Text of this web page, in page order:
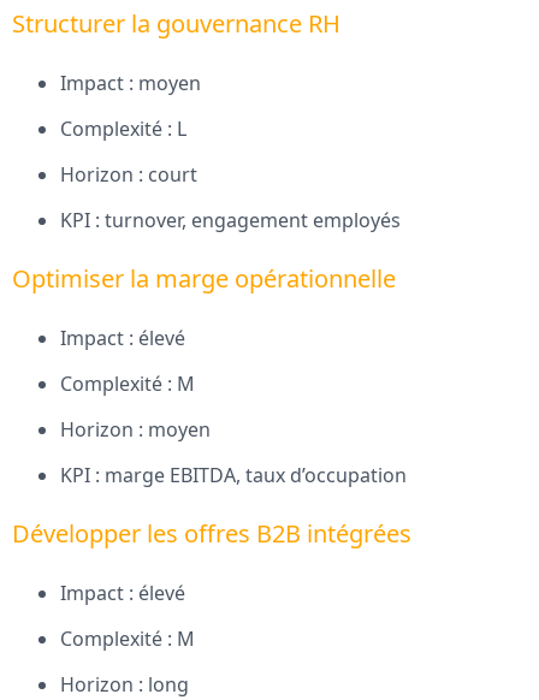
Structurer la gouvernance RH
Impact : moyen
Complexité : L
Horizon : court
KPI : turnover, engagement employés
Optimiser la marge opérationnelle
Impact : élevé
Complexité : M
Horizon : moyen
KPI : marge EBITDA, taux d’occupation
Développer les offres B2B intégrées
Impact : élevé
Complexité : M
Horizon : long